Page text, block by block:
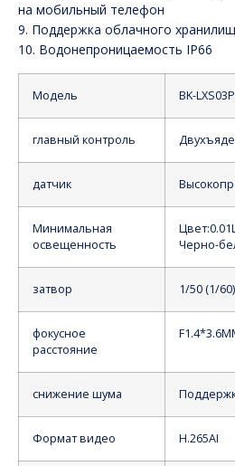
на мобильный телефон
9. Поддержка облачного
10. Водонепроницаемость IP66
Модель BK-
главный контроль
датчик
Минимальная
освещенность
Черно-
затвор 1/50 (1/
фокусное
расстояние
снижение шума
Формат видео H.265AI